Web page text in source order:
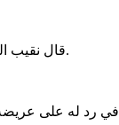
قال نقيب المحامين د. بونا الحسن إن قرارات المحكمة العليا ملزمة لـالهيئة الوطنية للمحامين، ولا يجوز التعامل معها تبعًا للأشخاص أو الاعتبارات المزاجية.